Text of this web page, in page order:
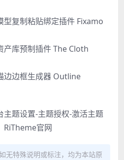
复制粘贴绑定插件 Fixamo
库预制插件 The Cloth
边边框生成器 Outline
主题设置-主题授权-激活主题
RiTheme官网
无特殊说明或标注，均为本站原